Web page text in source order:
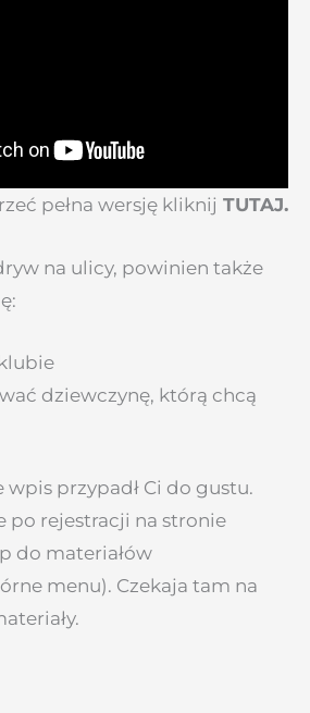
pełna wersję kliknij TUTAJ.
na ulicy, powinien także
dziewczynę, którą chcą
wpis przypadł Ci do gustu.
po rejestracji na stronie
do materiałów
menu). Czekaja tam na